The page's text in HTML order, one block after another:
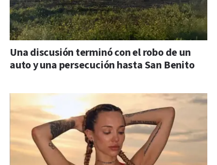
Una discusión terminó con el robo de un
auto y una persecución hasta San Benito